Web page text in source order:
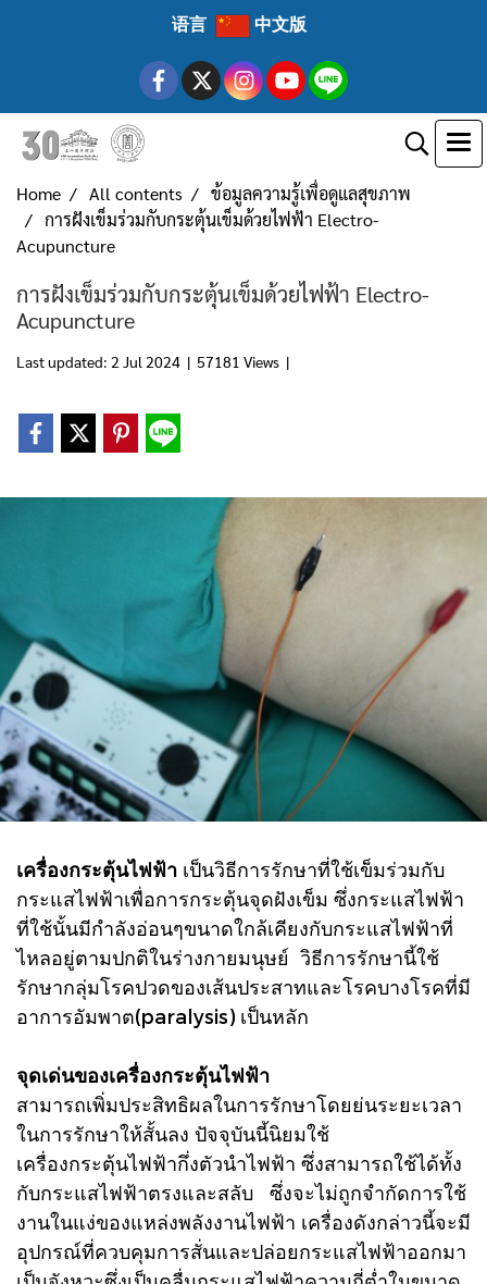
语言 中文版
Home All contents
ข้อมูลความรู้เพื่อดูแลสุขภาพ
การฝังเข็มร่วมกับกระตุ้นเข็มด้วยไฟฟ้า Electro-
Acupuncture
การฝังเข็มร่วมกับกระตุ้นเข็มด้วยไฟฟ้า Electro-
Acupuncture
Last updated: 2 Jul 2024 | 57181 Views |
เครื่องกระตุ้นไฟฟ้า เป็นวิธีการรักษาที่ใช้เข็มร่วมกับ
กระแสไฟฟ้าเพื่อการกระตุ้นจุดฝังเข็ม ซึ่งกระแสไฟฟ้า
ที่ใช้นั้นมีกำลังอ่อนๆขนาดใกล้เคียงกับกระแสไฟฟ้าที่
ไหลอยู่ตามปกติในร่างกายมนุษย์ วิธีการรักษานี้ใช้
รักษากลุ่มโรคปวดของเส้นประสาทและโรคบางโรคที่มี
อาการอัมพาต(paralysis) เป็นหลัก
จุดเด่นของเครื่องกระตุ้นไฟฟ้า
สามารถเพิ่มประสิทธิผลในการรักษาโดยย่นระยะเวลา
ในการรักษาให้สั้นลง ปัจจุบันนี้นิยมใช้
เครื่องกระตุ้นไฟฟ้ากึ่งตัวนำไฟฟ้า ซึ่งสามารถใช้ได้ทั้ง
กับกระแสไฟฟ้าตรงและสลับ ซึ่งจะไม่ถูกจำกัดการใช้
งานในแง่ของแหล่งพลังงานไฟฟ้า เครื่องดังกล่าวนี้จะมี
อุปกรณ์ที่ควบคุมการสั่นและปล่อยกระแสไฟฟ้าออกมา